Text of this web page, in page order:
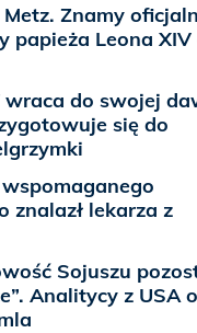
Znamy
papieża Leona XIV
wraca do swojej
się do
znalazł lekarza z
Sojuszu
Analitycy z USA